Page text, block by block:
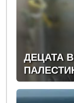
ДЕЦАТА